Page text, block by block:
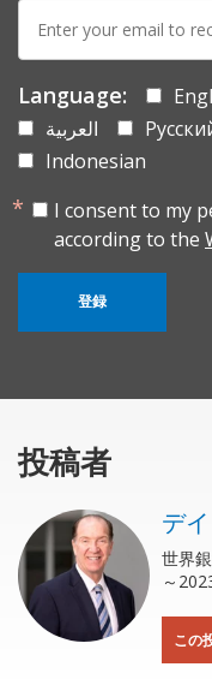
mail:
Language:
العربية
Indonesian
I consent to my
according to the
登録
投稿者
デ
世界
～
この